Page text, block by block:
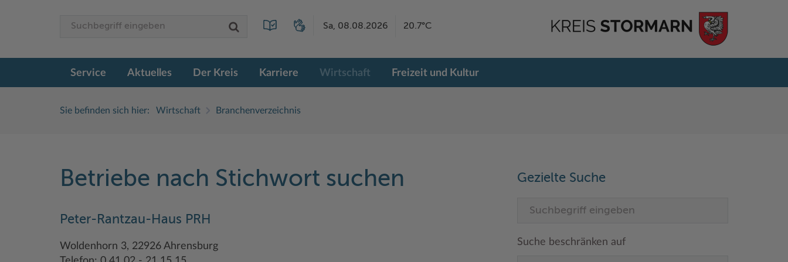
Sa, 08.08.2026 20.7°C
Service Aktuelles Der Kreis Karriere Wirtschaft Freizeit und Kultur
Sie befinden sich hier: Wirtschaft Branchenverzeichnis
Betriebe nach Stichwort suchen
Peter-Rantzau-Haus PRH
Woldenhorn 3, 22926 Ahrensburg
Gezielte Suche
Suche beschränken auf